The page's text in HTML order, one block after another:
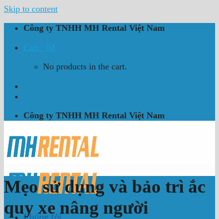
Skip to content
Công ty TNHH MH Rental Việt Nam
Cart / 0₫
No products in the cart.
Công ty TNHH MH Rental Việt Nam
Mẹo sử dụng và bảo trì ắc
quy xe nâng người